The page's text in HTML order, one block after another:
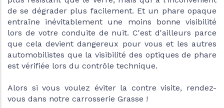
de se dégrader plus facilement. Et un phare opaque
entraîne inévitablement une moins bonne visibilité
lors de votre conduite de nuit. C'est d'ailleurs parce
que cela devient dangereux pour vous et les autres
automobilistes que la visibilité des optiques de phare
est vérifiée lors du contrôle technique.
Alors si vous voulez éviter la contre visite, rendez-
vous dans notre carrosserie Grasse !